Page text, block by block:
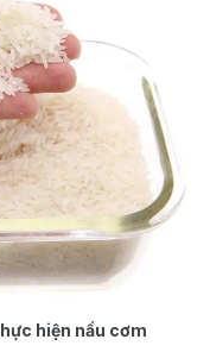
hiện nấu cơm